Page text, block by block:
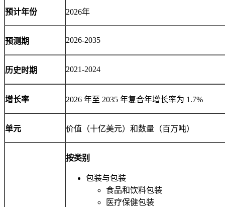
预计年份 2026年
预测期 2026-2035
历史时期 2021-2024
增长率 2026 年至 2035 年复合年增长率为 1.7%
单元 价值（十亿美元）和数量（百万吨）
按类别
包装与包装
食品和饮料包装
医疗保健包装